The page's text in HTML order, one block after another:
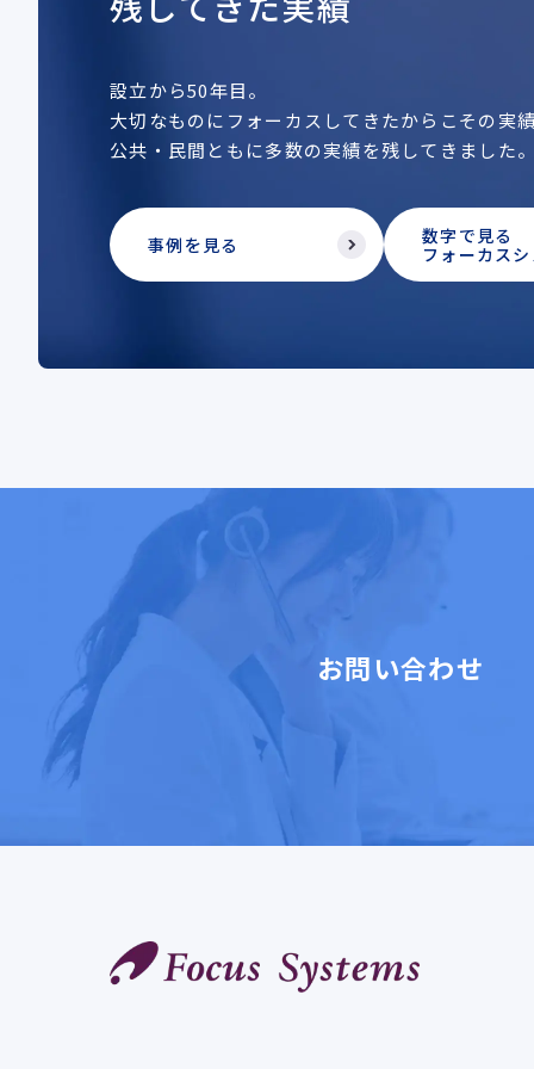
設立から50年目。
大切なものにフォーカスしてきたからこその実
公共・民間ともに多数の実績を残してきました
事例を見る
数字で見る
フォーカス
お問い合わせ